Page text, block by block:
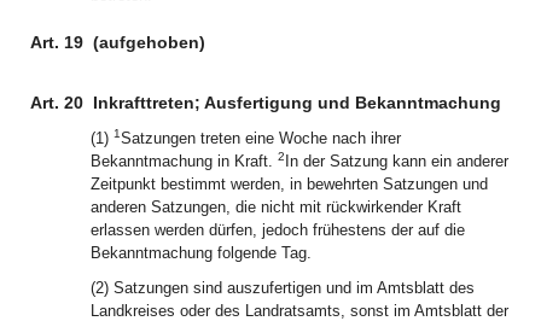
Art. 19 (aufgehoben)
Art. 20 Inkrafttreten; Ausfertigung und Bekanntmachung
(1) 1Satzungen treten eine Woche nach ihrer
Bekanntmachung in Kraft. 2 In der Satzung kann ein anderer
Zeitpunkt bestimmt werden, in bewehrten Satzungen und
anderen Satzungen, die nicht mit rückwirkender Kraft
erlassen werden dürfen, jedoch frühestens der auf die
Bekanntmachung folgende Tag.
(2) Satzungen sind auszufertigen und im Amtsblatt des
Landkreises oder des Landratsamts, sonst im Amtsblatt der